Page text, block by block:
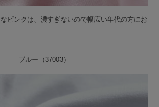
ピンクは、濃すぎないので幅広い年代の方にお
ブルー（37003）